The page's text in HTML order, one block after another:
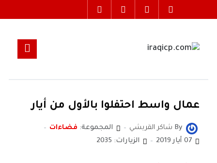
عمال واسط احتفلوا بالأول من أيار
By شاكر القريشي المجموعة: فضاءات
07 أيار 2019
الزيارات: 2035